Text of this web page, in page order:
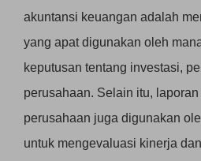
akuntansi keuangan adalah
yang apat digunakan oleh
keputusan tentang investasi,
perusahaan. Selain itu,
perusahaan juga digunakan
untuk mengevaluasi kinerja